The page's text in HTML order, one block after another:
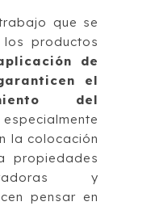
que se
productos
de
el
del
especialmente
la colocación
propiedades
y
pensar en